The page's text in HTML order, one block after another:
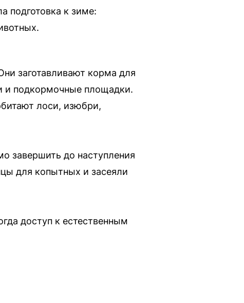
подготовка к зиме:
заготавливают корма для
и подкормочные площадки.
лоси, изюбри,
завершить до наступления
для копытных и засеяли
доступ к естественным